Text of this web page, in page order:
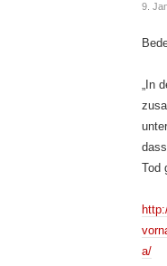
9.
„In
Tod
a/